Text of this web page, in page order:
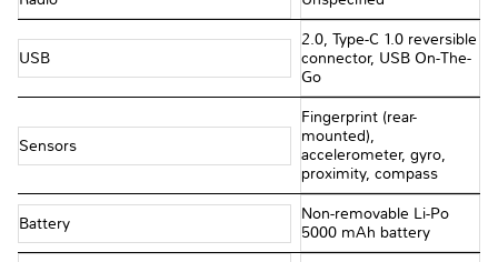
USB
2.0, Type-C 1.0 reversible
connector, USB On-The-
Go
Sensors
Fingerprint (rear-
mounted),
accelerometer, gyro,
proximity, compass
Battery
Non-removable Li-Po
5000 mAh battery